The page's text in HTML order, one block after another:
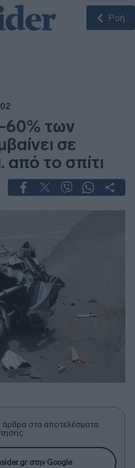
Ροή
60% των
σε
από το σπίτι
στα αποτελέσματα
στην Google